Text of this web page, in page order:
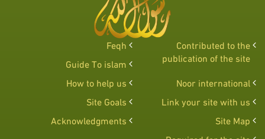
Contributed to the
publication of the site
Feqh
Guide To islam
Noor international
How to help us
Link your site with us
Site Goals
Site Map
Acknowledgments